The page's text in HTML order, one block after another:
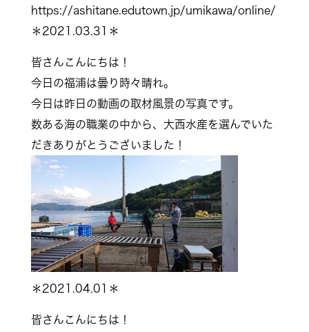
https://ashitane.edutown.jp/umikawa/online/
＊2021.03.31＊
皆さんこんにちは！
今日の福浦は曇り時々晴れ。
今日は昨日の動画の取材風景の写真です。
数ある海の職業の中から、大西水産を選んでいた
だきありがとうございました！
＊2021.04.01＊
皆さんこんにちは！